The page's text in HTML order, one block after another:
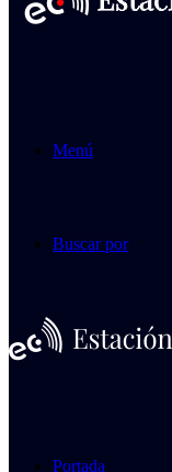
Menú
Buscar por
Portada